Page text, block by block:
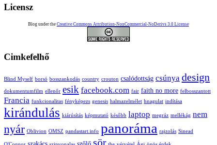
Licensz
Blog under the Creative Commons Attribution-NonCommercial-NoDerivs 3.0 License
Cimkefelhő
Blind Myself borsó bosszankodás country crouton csalódottság csúnya design
dokumentumfilm ellenőr esik facebook.com fair faith no more felbosszantott
Francia funkcionalitas fényképezs genesis halmazelmélet hnagulat indítása
kirándulás kiárúsítás képmutató később laptop megráz mellékág nem
nyár Oblivion OMSZ pandastart.info panoráma rajzolás Sinead
sör